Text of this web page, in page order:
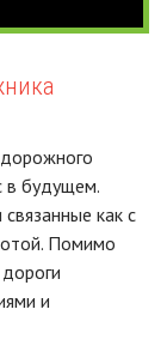
в будущем.
как с
Помимо
и